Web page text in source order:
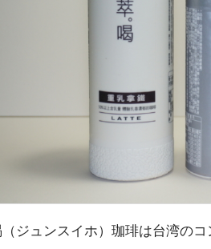
ジュンスイホ）珈琲は台湾の